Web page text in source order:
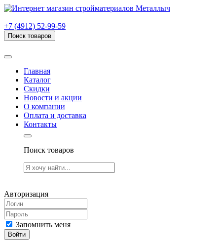
+7 (4912) 52-99-59
Поиск товаров
Главная
Каталог
Скидки
Новости и акции
О компании
Оплата и доставка
Контакты
Поиск товаров
Авторизация
Запомнить меня
Войти